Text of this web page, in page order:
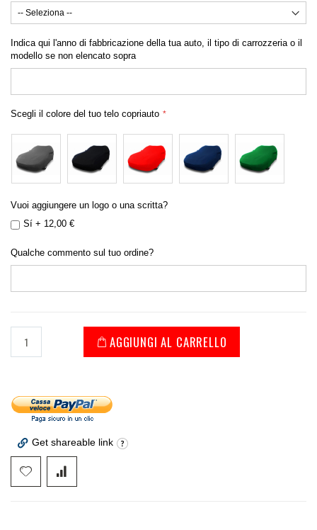
Indica qui l'anno di fabbricazione della tua auto, il tipo di carrozzeria o il
modello se non elencato sopra
Scegli il colore del tuo telo copriauto
Vuoi aggiungere un logo o una scritta?
Sí + 12,00 €
Qualche commento sul tuo ordine?
AGGIUNGI AL CARRELLO
Get shareable link